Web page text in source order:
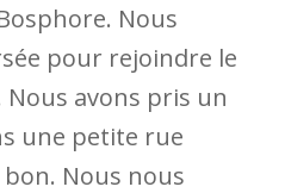
Nous
pour rejoindre le
avons pris un
une petite rue
Nous nous